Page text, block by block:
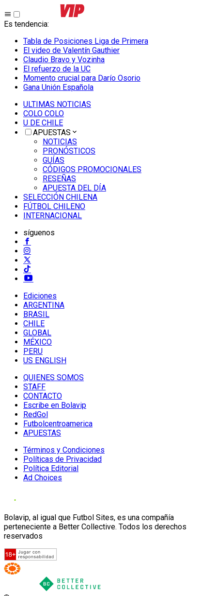
Es tendencia:
Tabla de Posiciones Liga de Primera
El video de Valentín Gauthier
Claudio Bravo y Vozinha
El refuerzo de la UC
Momento crucial para Darío Osorio
Gana Unión Española
ULTIMAS NOTICIAS
COLO COLO
U DE CHILE
APUESTAS
NOTICIAS
PRONÓSTICOS
GUÍAS
CÓDIGOS PROMOCIONALES
RESEÑAS
APUESTA DEL DÍA
SELECCIÓN CHILENA
FÚTBOL CHILENO
INTERNACIONAL
síguenos
Ediciones
ARGENTINA
BRASIL
CHILE
GLOBAL
MÉXICO
PERU
US ENGLISH
QUIENES SOMOS
STAFF
CONTACTO
Escribe en Bolavip
RedGol
Futbolcentroamerica
APUESTAS
Términos y Condiciones
Políticas de Privacidad
Política Editorial
Ad Choices
Bolavip, al igual que Futbol Sites, es una compañía
perteneciente a Better Collective. Todos los derechos
reservados